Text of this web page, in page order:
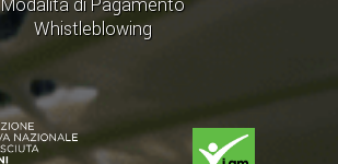
Whistleblowing
ACCEDI AL TESSERAMENTO ON
LINE
ASSICURAZIONE
MODULI
AFFILIARE UN ESD